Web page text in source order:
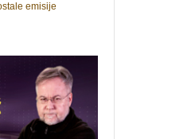
emisije